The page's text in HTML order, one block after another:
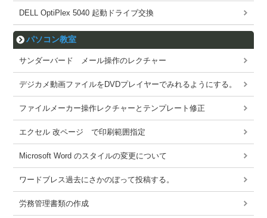
DELL OptiPlex 5040 起動ドライブ交換
パソコン教室
サンダーバード メール操作のレクチャー
デジカメ動画ファイルをDVDプレイヤーでみれるようにする。
ファイルメーカー操作レクチャーとテンプレート修正
エクセル 改ページ で印刷範囲指定
Microsoft Word のスタイルの変更について
ワードブレス過去にさかのぼって投稿する。
労務管理書類の作成